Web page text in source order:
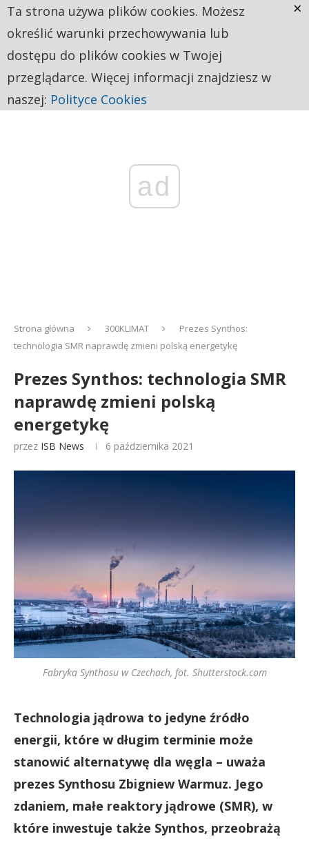
ad
Strona główna 300KLIMAT
Prezes Synthos:
technologia SMR naprawdę zmieni polską energetykę
Prezes Synthos: technologia SMR
naprawdę zmieni polską
energetykę
przez ISB News 6 października 2021
Fabryka Synthosu w Czechach, fot. Shutterstock.com
Technologia jądrowa to jedyne źródło
energii, które w długim terminie może
stanowić alternatywę dla węgla – uważa
prezes Synthosu Zbigniew Warmuz. Jego
zdaniem, małe reaktory jądrowe (SMR), w
które inwestuje także Synthos, przeobrażą
Ta strona używa plików cookies. Możesz
określić warunki przechowywania lub
dostępu do plików cookies w Twojej
przeglądarce. Więcej informacji znajdziesz w
naszej: Polityce Cookies
×